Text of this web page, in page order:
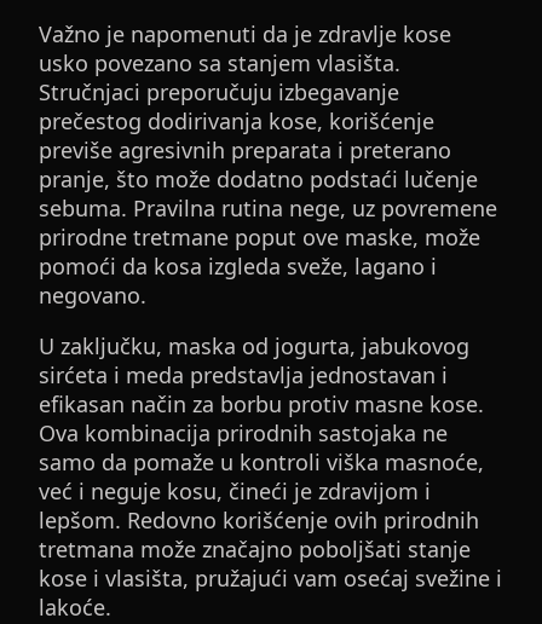
Važno je napomenuti da je zdravlje kose
usko povezano sa stanjem vlasišta.
Stručnjaci preporučuju izbegavanje
prečestog dodirivanja kose, korišćenje
previše agresivnih preparata i preterano
pranje, što može dodatno podstaći lučenje
sebuma. Pravilna rutina nege, uz povremene
prirodne tretmane poput ove maske, može
pomoći da kosa izgleda sveže, lagano i
negovano.
U zaključku, maska od jogurta, jabukovog
sirćeta i meda predstavlja jednostavan i
efikasan način za borbu protiv masne kose.
Ova kombinacija prirodnih sastojaka ne
samo da pomaže u kontroli viška masnoće,
već i neguje kosu, čineći je zdravijom i
lepšom. Redovno korišćenje ovih prirodnih
tretmana može značajno poboljšati stanje
kose i vlasišta, pružajući vam osećaj svežine i
lakoće.